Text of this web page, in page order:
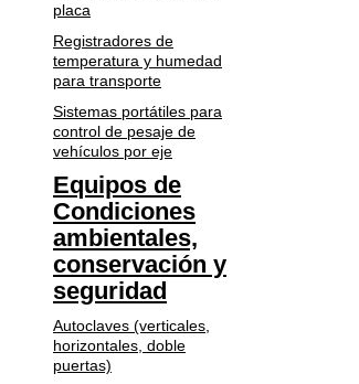
placa
Registradores de
temperatura y humedad
para transporte
Sistemas portátiles para
control de pesaje de
vehículos por eje
Equipos de
Condiciones
ambientales,
conservación y
seguridad
Autoclaves (verticales,
horizontales, doble
puertas)